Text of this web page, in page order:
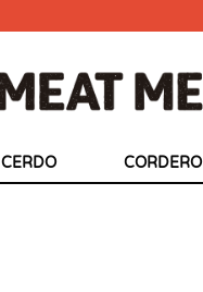
CERDO CORDERO